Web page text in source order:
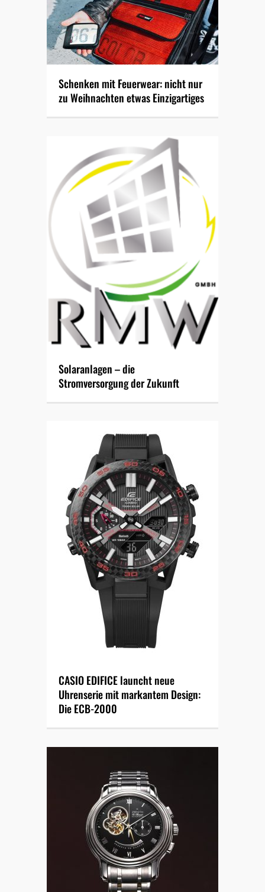
Schenken mit Feuerwear: nicht nur
zu Weihnachten etwas Einzigartiges
Solaranlagen – die
Stromversorgung der Zukunft
CASIO EDIFICE launcht neue
Uhrenserie mit markantem Design:
Die ECB-2000